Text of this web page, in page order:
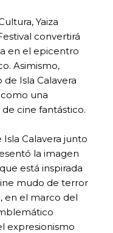
Yaiza
convertirá
en el epicentro
Asimismo,
Isla Calavera
una
cine fantástico.
Calavera junto
la imagen
está inspirada
mudo de terror
en el marco del
expresionismo